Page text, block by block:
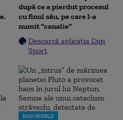
după ce a pierdut procesul
cu finul său, pe care l-a
numit "canalie"
Descarcă aplicația Digi
Sport
DIGI WORLD